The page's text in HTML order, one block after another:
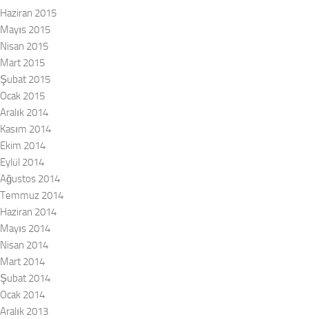
Haziran 2015
Mayıs 2015
Nisan 2015
Mart 2015
Şubat 2015
Ocak 2015
Aralık 2014
Kasım 2014
Ekim 2014
Eylül 2014
Ağustos 2014
Temmuz 2014
Haziran 2014
Mayıs 2014
Nisan 2014
Mart 2014
Şubat 2014
Ocak 2014
Aralık 2013